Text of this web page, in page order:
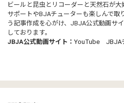
ビールと昆虫とリコーダーと天然石が
サポートやBJAチューターも楽しんで取
う記事作成を心がけ、JBJA公式動画サ
しております。
JBJA公式動画サイト：YouTube JBJA